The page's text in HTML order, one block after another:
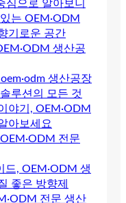
심으로 알아보니
는 OEM·ODM
기로운 공간
생산공
생산공장
루션의 모든 것
야기, OEM·ODM
아보세요
전문
드, OEM·ODM 생
좋은 방향제
전문 생산